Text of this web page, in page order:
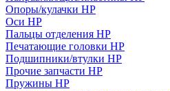
Опоры/кулачки HP
Оси HP
Пальцы отделения HP
Печатающие головки HP
Подшипники/втулки HP
Прочие запчасти HP
Пружины HP